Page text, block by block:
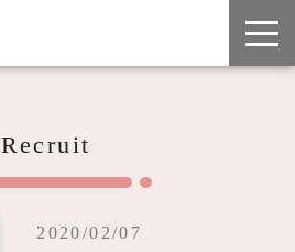
Recruit
2020/02/07